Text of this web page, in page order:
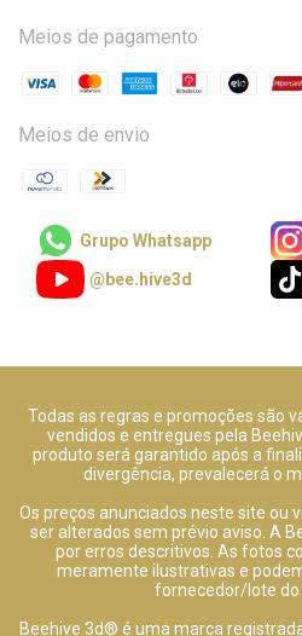
Meios de pagamento
Meios de envio
Grupo Whatsapp
@bee.hive3d
Todas as regras e promoções são
vendidos e entregues pela
produto será garantido após a
divergência, prevalecerá o
Os preços anunciados neste site ou
ser alterados sem prévio aviso. A
por erros descritivos. As fotos
meramente ilustrativas e
fornecedor/lote do
Beehive 3d® é uma marca